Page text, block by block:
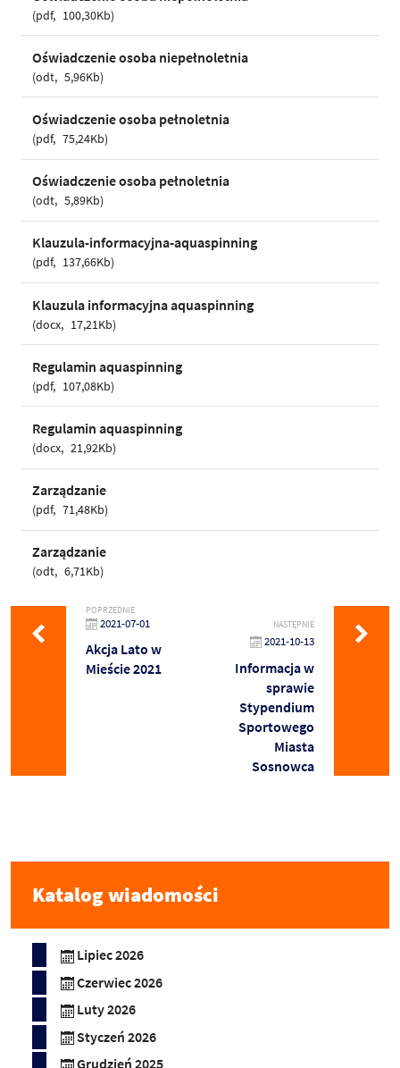
pdf 100,30Kb
Oświadczenie osoba niepełnoletnia
odt 5,96Kb
Oświadczenie osoba pełnoletnia
pdf 75,24Kb
Oświadczenie osoba pełnoletnia
odt 5,89Kb
Klauzula-informacyjna-aquaspinning
pdf 137,66Kb
Klauzula informacyjna aquaspinning
docx 17,21Kb
Regulamin aquaspinning
pdf 107,08Kb
Regulamin aquaspinning
docx 21,92Kb
Zarządzanie
pdf 71,48Kb
Zarządzanie
odt 6,71Kb
POPRZEDNIE
2021-07-01
Akcja Lato w
Mieście 2021
NASTĘPNIE
2021-10-13
Informacja w
sprawie
Stypendium
Sportowego
Miasta
Sosnowca
Katalog wiadomości
Lipiec 2026
Czerwiec 2026
Luty 2026
Styczeń 2026
Grudzień 2025